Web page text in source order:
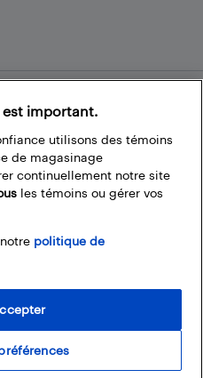
est important.
utilisons des témoins
de magasinage
continuellement notre site
les témoins ou gérer vos
politique de